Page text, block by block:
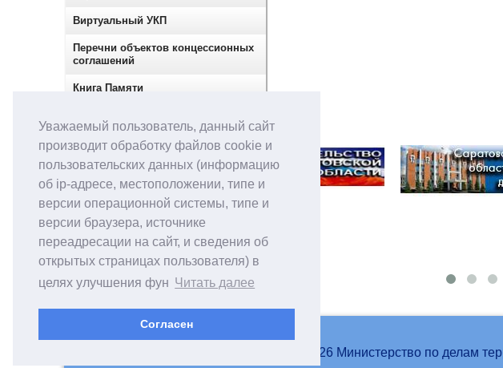
Уважаемый пользователь, данный сайт
производит обработку файлов cookie и
пользовательских данных (информацию
об ip-адресе, местоположении, типе и
версии операционной системы, типе и
версии браузера, источнике
переадресации на сайт, и сведения об
открытых страницах пользователя) в
целях улучшения фун Читать далее
Согласен
Виртуальный УКП
Перечни объектов концессионных
соглашений
Книга Памяти
закупок
© 2007-2026 Министерство по делам